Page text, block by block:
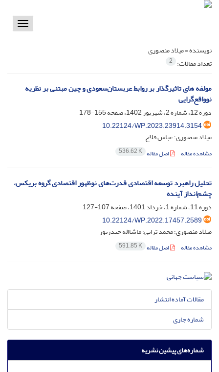
Toggle
نویسنده =میلاد منصوری
تعداد مقالات: 2
مولفه های تاثیرگذار بر روابط عربستان‌سعودی و چین مبتنی‌ بر نظریه
نوواقع‌گرایی
دوره 12، شماره 2، شهریور 1402، صفحه
155-178
10.22124/WP.2023.23914.3154
میلاد منصوری؛ عباس فلاح
مشاهده مقاله اصل مقاله 536.62 K
تحلیل راهبرد توسعه اقتصادی قدرت‌های نوظهور اقتصادی گروه بریکس،
چشم‌انداز آینده
دوره 11، شماره 1، خرداد 1401، صفحه
107-127
10.22124/WP.2022.17457.2589
میلاد منصوری؛ محمد ترابی؛ ماشااله حیدرپور
مشاهده مقاله اصل مقاله 591.85 K
مقالات آماده انتشار
شماره جاری
شماره‌های پیشین نشریه